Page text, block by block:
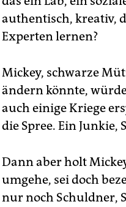
authentisch, kreativ,
Experten lernen?
Mickey, schwarze
ändern könnte,
auch einige Kriege
die Spree. Ein
Dann aber holt
umgehe, sei doch
nur noch Schuldner,